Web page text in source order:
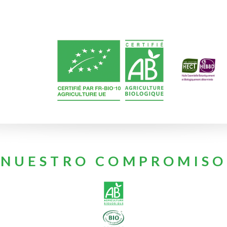
NUESTRO COMPROMISO